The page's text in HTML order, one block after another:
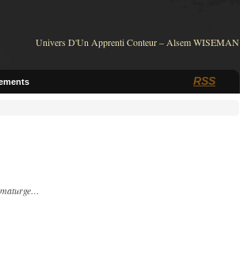
Univers D'Un Apprenti Conteur – Alsem WISEMAN
RSS